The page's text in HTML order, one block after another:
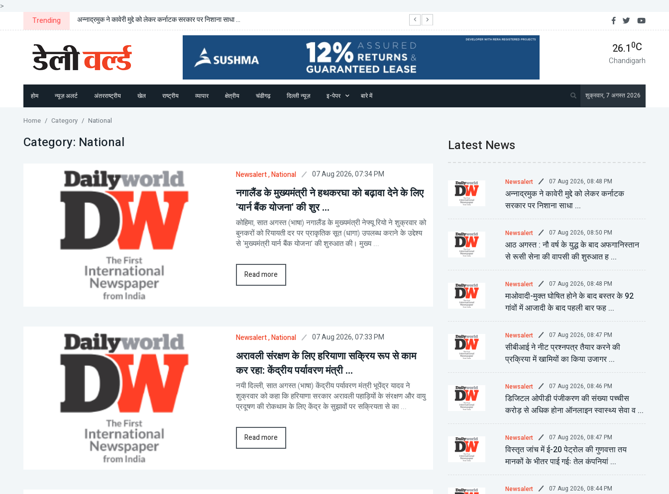
>
Trending अन्नाद्रमुक ने कावेरी मुद्दे को लेकर कर्नाटक सरकार पर निशाना साधा ... आठ अगस्त : नौ वर्ष के युद्ध के बाद अफगानिस्तान से रूसी सेना की वापसी की शुरुआत...
26.10C
Chandigarh
होम न्यूज़ अलर्ट अंतरराष्ट्रीय खेल राष्ट्रीय व्यापार क्षेत्रीय चंडीगढ़ दिल्ली न्यूज़ इ-पेपर बारे में शुक्रवार, 7 अगस्त 2026
Home Category National
Category: National
Newsalert, National 07 Aug 2026, 07:34 PM
नगालैंड के मुख्यमंत्री ने हथकरघा को बढ़ावा देने के लिए
'यार्न बैंक योजना' की शुर ...
कोहिमा, सात अगस्त (भाषा) नगालैंड के मुख्यमंत्री नेफ्यू रियो ने शुक्रवार को
बुनकरों को रियायती दर पर प्राकृतिक सूत (धागा) उपलब्ध कराने के उद्देश्य
से 'मुख्यमंत्री यार्न बैंक योजना' की शुरुआत की। मुख्य ...
Read more
Newsalert, National 07 Aug 2026, 07:33 PM
अरावली संरक्षण के लिए हरियाणा सक्रिय रूप से काम
कर रहा: केंद्रीय पर्यावरण मंत्री ...
नयी दिल्ली, सात अगस्त (भाषा) केंद्रीय पर्यावरण मंत्री भूपेंद्र यादव ने
शुक्रवार को कहा कि हरियाणा सरकार अरावली पहाड़ियों के संरक्षण और वायु
प्रदूषण की रोकथाम के लिए केंद्र के सुझावों पर सक्रियता से का ...
Read more
Latest News
Newsalert 07 Aug 2026, 08:48 PM
अन्नाद्रमुक ने कावेरी मुद्दे को लेकर कर्नाटक
सरकार पर निशाना साधा ...
Newsalert 07 Aug 2026, 08:50 PM
आठ अगस्त : नौ वर्ष के युद्ध के बाद अफगानिस्तान
से रूसी सेना की वापसी की शुरुआत ह ...
Newsalert 07 Aug 2026, 08:48 PM
माओवादी-मुक्त घोषित होने के बाद बस्तर के 92
गांवों में आजादी के बाद पहली बार फह ...
Newsalert 07 Aug 2026, 08:47 PM
सीबीआई ने नीट प्रश्नपत्र तैयार करने की
प्रक्रिया में खामियों का किया उजागर ...
Newsalert 07 Aug 2026, 08:46 PM
डिजिटल ओपीडी पंजीकरण की संख्या पच्चीस
करोड़ से अधिक होना ऑनलाइन स्वास्थ्य सेवा व ...
Newsalert 07 Aug 2026, 08:47 PM
विस्तृत जांच में ई-20 पेट्रोल की गुणवत्ता तय
मानकों के भीतर पाई गईः तेल कंपनियां ...
Newsalert 07 Aug 2026, 08:44 PM